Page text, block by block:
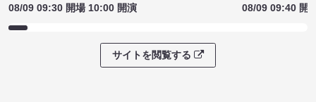
08/09 09:30 開場 10:00 開演
08/09 09:40 開
サイトを閲覧する